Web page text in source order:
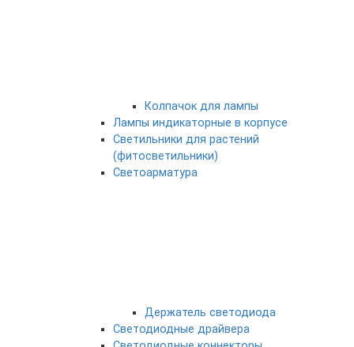
Колпачок для лампы
Лампы индикаторные в корпусе
Светильники для растений
(фитосветильники)
Светоарматура
Держатель светодиода
Светодиодные драйвера